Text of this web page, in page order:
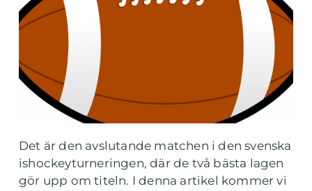
Det är den avslutande matchen i den svenska
ishockeyturneringen, där de två bästa lagen
gör upp om titeln. I denna artikel kommer vi